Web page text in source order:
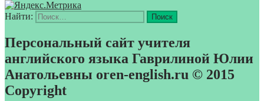
Найти:
Персональный сайт учителя
английского языка Гаврилиной Юлии
Анатольевны oren-english.ru © 2015
Copyright